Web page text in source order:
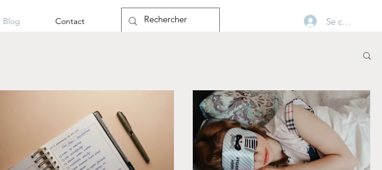
Blog Contact Se connecter
Blog